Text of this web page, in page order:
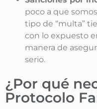
poco a que
tipo de “multa”
con lo expuesto
manera de
serio.
¿Por qué
Protocolo